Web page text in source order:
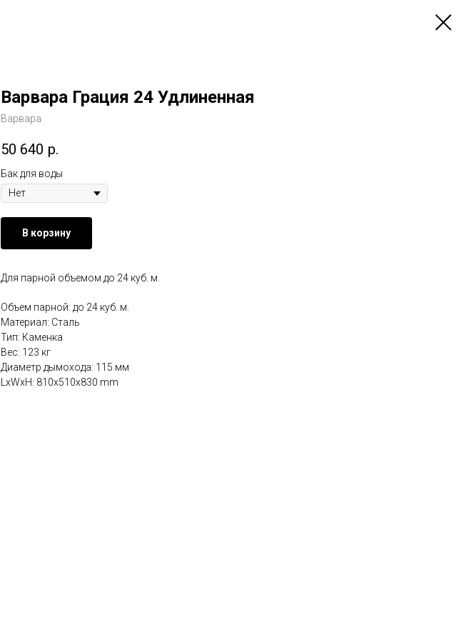
Варвара Грация 24 Удлиненная
Варвара
50 640 р.
Бак для воды
В корзину
Для парной объемом до 24 куб. м.
Объем парной: до 24 куб. м.
Материал: Сталь
Тип: Каменка
Вес: 123 кг
Диаметр дымохода: 115 мм
LxWxH: 810x510x830 mm